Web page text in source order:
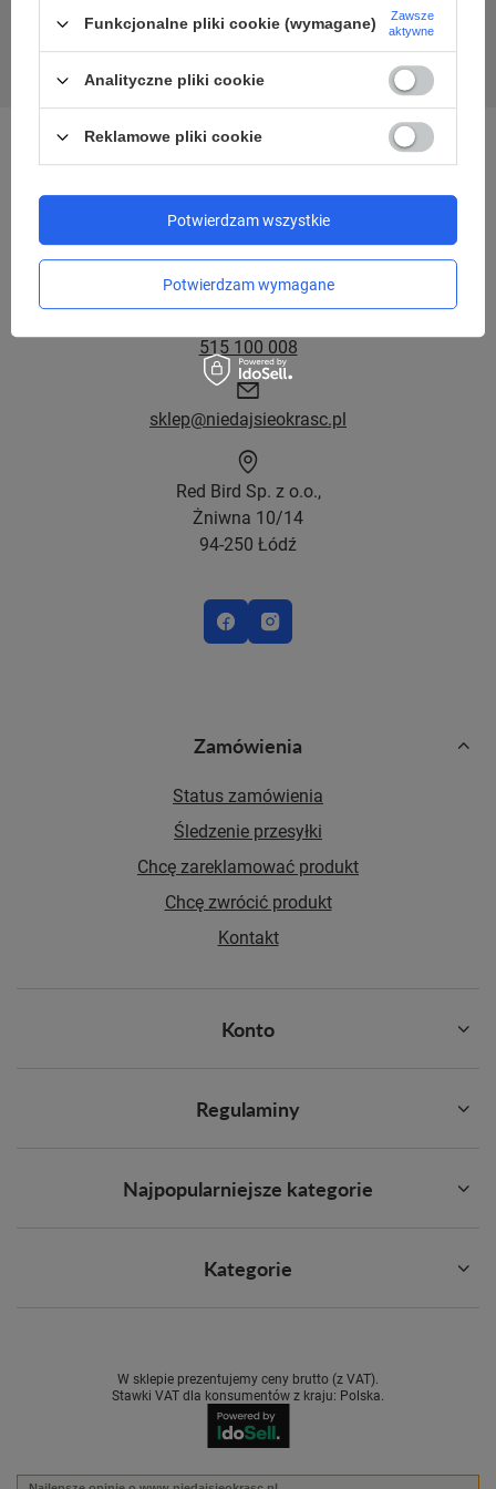
Zapisz się
Zamówienia
Status zamówienia
Śledzenie przesyłki
Chcę zareklamować produkt
Chcę zwrócić produkt
Kontakt
Konto
Regulaminy
515 100 008
sklep@niedajsieokrasc.pl
Red Bird Sp. z o.o.,
Żniwna 10/14
94-250 Łódź
Najpopularniejsze kategorie
Kategorie
W sklepie prezentujemy ceny brutto (z VAT).
Stawki VAT dla konsumentów z kraju: Polska
Funkcjonalne pliki cookie (wymagane)
Zawsze
aktywne
Analityczne pliki cookie
Reklamowe pliki cookie
Potwierdzam wymagane
Potwierdzam wszystkie